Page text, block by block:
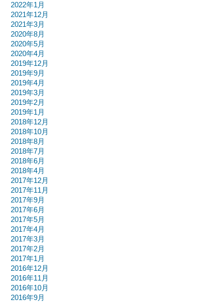
2022年1月
2021年12月
2021年3月
2020年8月
2020年5月
2020年4月
2019年12月
2019年9月
2019年4月
2019年3月
2019年2月
2019年1月
2018年12月
2018年10月
2018年8月
2018年7月
2018年6月
2018年4月
2017年12月
2017年11月
2017年9月
2017年6月
2017年5月
2017年4月
2017年3月
2017年2月
2017年1月
2016年12月
2016年11月
2016年10月
2016年9月